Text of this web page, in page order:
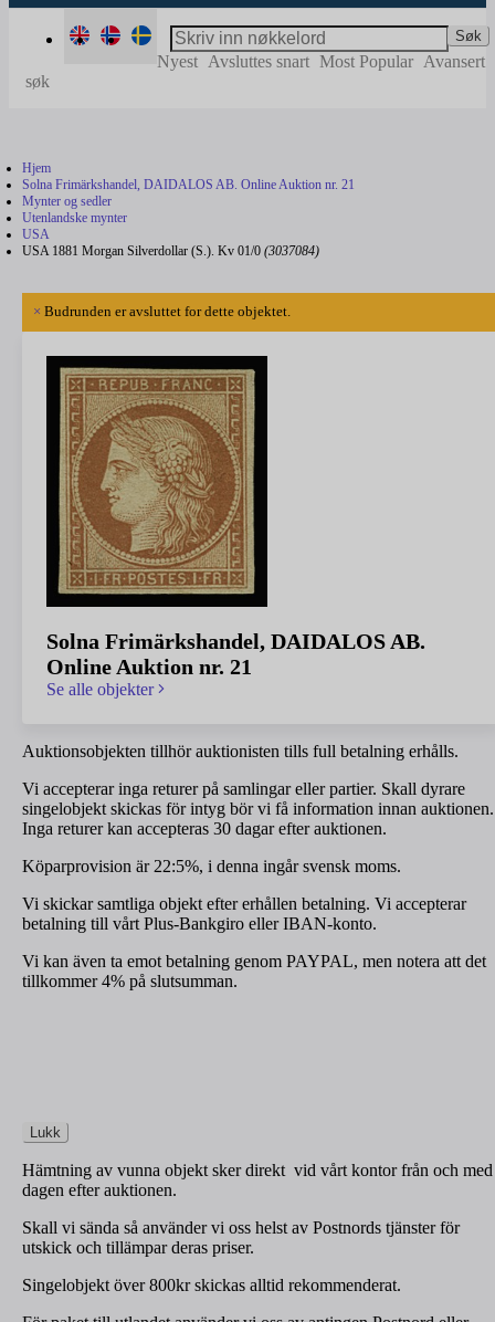
Søk
Nyest Avsluttes snart Most Popular Avansert
søk
Hjem
Solna Frimärkshandel, DAIDALOS AB. Online Auktion nr. 21
Mynter og sedler
Utenlandske mynter
USA
USA 1881 Morgan Silverdollar (S.). Kv 01/0 (3037084)
× Budrunden er avsluttet for dette objektet.
Solna Frimärkshandel, DAIDALOS AB.
Online Auktion nr. 21
Se alle objekter
Auktionsobjekten tillhör auktionisten tills full betalning erhålls.
Vi accepterar inga returer på samlingar eller partier. Skall dyrare
singelobjekt skickas för intyg bör vi få information innan auktionen.
Inga returer kan accepteras 30 dagar efter auktionen.
Köparprovision är 22:5%, i denna ingår svensk moms.
Vi skickar samtliga objekt efter erhållen betalning. Vi accepterar
betalning till vårt Plus-Bankgiro eller IBAN-konto.
Vi kan även ta emot betalning genom PAYPAL, men notera att det
tillkommer 4% på slutsumman.
Lukk
Hämtning av vunna objekt sker direkt vid vårt kontor från och med
dagen efter auktionen.
Skall vi sända så använder vi oss helst av Postnords tjänster för
utskick och tillämpar deras priser.
Singelobjekt över 800kr skickas alltid rekommenderat.